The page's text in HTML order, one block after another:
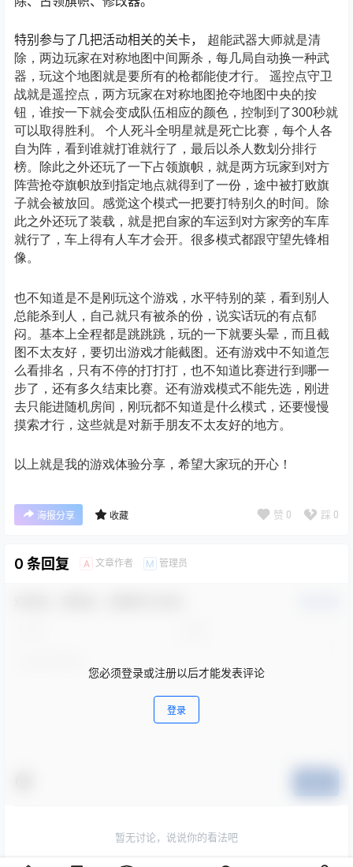
特别参与了几把活动相关的关卡，
超能武器大师就是清
除，两边玩家在对称地图中间厮杀，每几局自动换一种武
器，玩这个地图就是要所有的枪都能使才行。 遥控点守卫
战就是遥控点，两方玩家在对称地图抢夺地图中央的按
钮，谁按一下就会变成队伍相应的颜色，控制到了300秒就
可以取得胜利。 个人死斗全明星就是死亡比赛，每个人各
自为阵，看到谁就打谁就行了，最后以杀人数划分排行
榜。除此之外还玩了一下占领旗帜，就是两方玩家到对方
阵营抢夺旗帜放到指定地点就得到了一份，途中被打败旗
子就会被放回。感觉这个模式一把要打特别久的时间。除
此之外还玩了装载，就是把自家的车运到对方家旁的车库
就行了，车上得有人车才会开。很多模式都跟守望先锋相
像。
也不知道是不是刚玩这个游戏，水平特别的菜，看到别人
总能杀到人，自己就只有被杀的份，说实话玩的有点郁
闷。基本上全程都是跳跳跳，玩的一下就要头晕，而且截
图不太友好，要切出游戏才能截图。还有游戏中不知道怎
么看排名，只有不停的打打打，也不知道比赛进行到哪一
步了，还有多久结束比赛。还有游戏模式不能先选，刚进
去只能进随机房间，刚玩都不知道是什么模式，还要慢慢
摸索才行，这些就是对新手朋友不太友好的地方。
以上就是我的游戏体验分享，希望大家玩的开心！
海报分享 收藏 赞 0 踩 0
0 条回复 A 文章作者 M 管理员
您必须登录或注册以后才能发表评论
登录
暂无讨论，说说你的看法吧